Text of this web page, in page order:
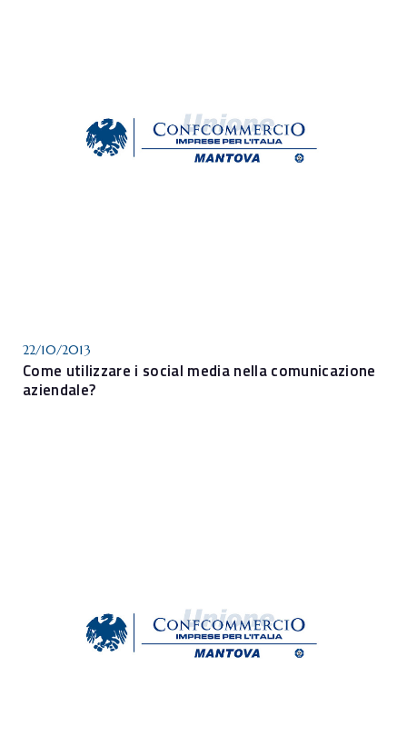
22/10/2013
Come utilizzare i social media nella comunicazione
aziendale?